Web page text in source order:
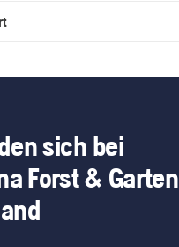
sich bei
Forst & Garten